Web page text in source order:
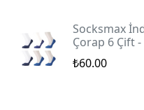
Socksmax
Çorap 6 Çift -
₺60.00